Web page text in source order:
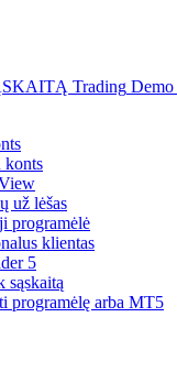
Trading Demo
konts
už lėšas
programėlė
klientas
5
sąskaitą
programėlę arba MT5